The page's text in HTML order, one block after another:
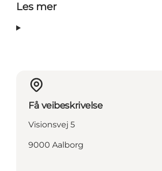
Les mer
Få veibeskrivelse
Visionsvej 5
9000 Aalborg